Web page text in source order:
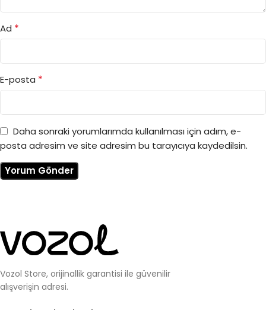
Ad *
E-posta *
Daha sonraki yorumlarımda kullanılması için adım, e-
posta adresim ve site adresim bu tarayıcıya kaydedilsin.
Vozol Store, orijinallik garantisi ile güvenilir
alışverişin adresi.